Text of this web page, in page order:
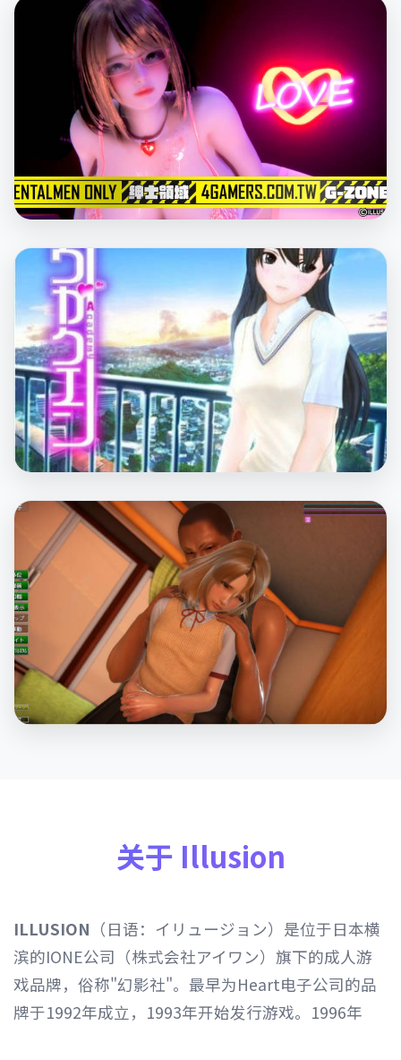
关于 Illusion
ILLUSION （日语：イリュージョン）是位于日本横
滨的IONE公司（株式会社アイワン）旗下的成人游
戏品牌，俗称"幻影社"。最早为Heart电子公司的品
牌于1992年成立，1993年开始发行游戏。1996年